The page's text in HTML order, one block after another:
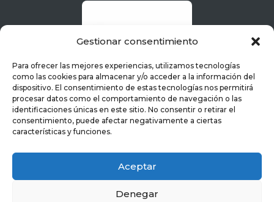
Gestionar consentimiento
Para ofrecer las mejores experiencias, utilizamos tecnologías
como las cookies para almacenar y/o acceder a la información del
dispositivo. El consentimiento de estas tecnologías nos permitirá
procesar datos como el comportamiento de navegación o las
identificaciones únicas en este sitio. No consentir o retirar el
consentimiento, puede afectar negativamente a ciertas
características y funciones.
Aceptar
Denegar